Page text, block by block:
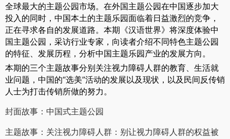
全球最大的主题公园市场。在外国主题公园在中国逐步加大
投入的同时，中国本土的主题乐园面临着日益激烈的竞争，
正在寻求各自的发展道路。本期《汉语世界》将深度体验中
国主题公园，采访行业专家，向读者介绍不同特色主题公园
的特征、发展历程，分析中国主题乐园产业的发展方向。
本期的三个主题故事分别关注视力障碍人群的教育、生活就
业问题，中国的“选美”活动的发展以及现状，以及民间反传销
人士为打击传销所做的努力。
封面故事： 中国式主题公园
主题故事： 关注视力障碍人群： 别让视力障碍人群的权益被